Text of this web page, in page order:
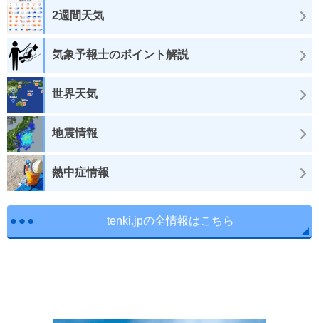
2週間天気
気象予報士のポイント解説
世界天気
地震情報
熱中症情報
tenki.jpの全情報はこちら